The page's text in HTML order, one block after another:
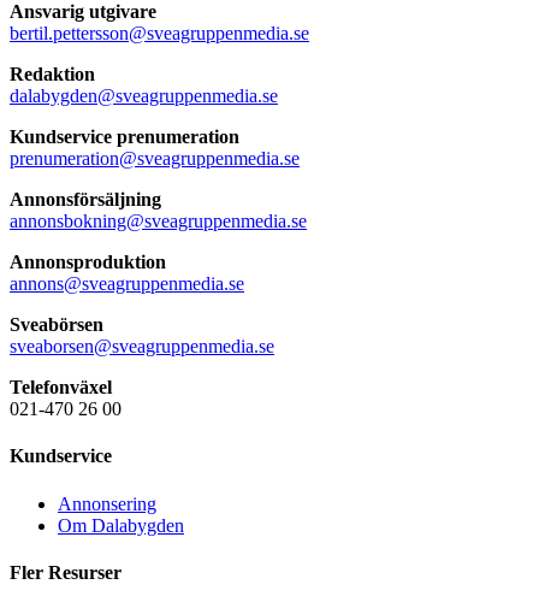
Ansvarig utgivare
bertil.pettersson@sveagruppenmedia.se
Redaktion
dalabygden@sveagruppenmedia.se
Kundservice prenumeration
prenumeration@sveagruppenmedia.se
Annonsförsäljning
annonsbokning@sveagruppenmedia.se
Annonsproduktion
annons@sveagruppenmedia.se
Sveabörsen
sveaborsen@sveagruppenmedia.se
Telefonväxel
021-470 26 00
Kundservice
Annonsering
Om Dalabygden
Fler Resurser